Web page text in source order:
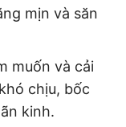
mịn và săn
muốn và cải
chịu, bốc
kinh.